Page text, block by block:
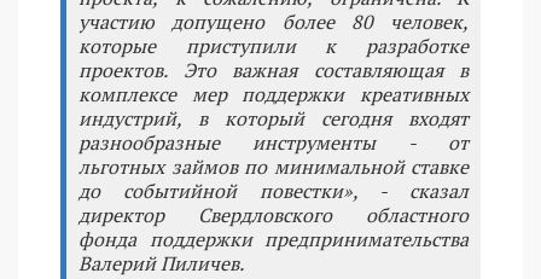
участию допущено более 80 человек,
которые приступили к разработке
проектов. Это важная составляющая в
комплексе мер поддержки креативных
индустрий, в который сегодня входят
разнообразные инструменты - от
льготных займов по минимальной ставке
до событийной повестки», - сказал
директор Свердловского областного
фонда поддержки предпринимательства
Валерий Пиличев.